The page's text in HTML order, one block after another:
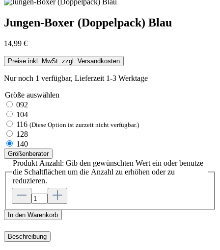
Jungen-Boxer (Doppelpack) Blau
14,99 €
Preise inkl. MwSt. zzgl. Versandkosten
Nur noch 1 verfügbar, Lieferzeit 1-3 Werktage
Größe auswählen
092
104
116 (Diese Option ist zurzeit nicht verfügbar.)
128
140
Größenberater
Produkt Anzahl: Gib den gewünschten Wert ein oder benutze
die Schaltflächen um die Anzahl zu erhöhen oder zu
reduzieren.
In den Warenkorb
Beschreibung